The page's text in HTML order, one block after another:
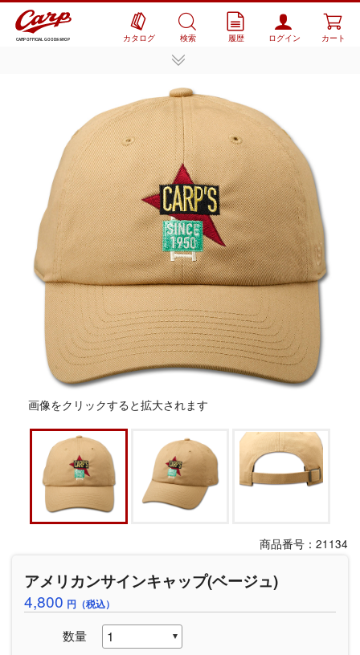
CARP OFFICIAL GOODS SHOP カタログ 検索 履歴 ログイン カート
画像をクリックすると拡大されます
商品番号：21134
アメリカンサインキャップ(ベージュ)
4,800 円（税込）
数量